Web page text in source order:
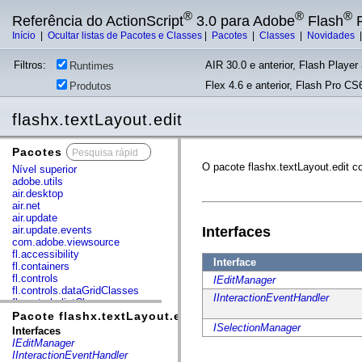
Referência do ActionScript® 3.0 para Adobe® Flash®
Início Ocultar listas de Pacotes e Classes Pacotes Classes Novidades
Filtros: Runtimes
AIR 30.0 e anterior, Flash
Produtos
Flex 4.6 e anterior, Flash Pro
flashx.textLayout.edit
Pacotes
Nível superior
adobe.utils
air.desktop
air.net
air.update
air.update.events
com.adobe.viewsource
fl.accessibility
fl.containers
fl.controls
fl.controls.dataGridClasses
fl.controls.listClasses
fl.controls.progressBarClasses
fl.core
fl.data
fl.display
Pacote flashx.textLayout.edit
Interfaces
IEditManager
IInteractionEventHandler
O pacote flashx.textLayout.edit
Interfaces
Interface
IEditManager
IInteractionEventHandler
ISelectionManager